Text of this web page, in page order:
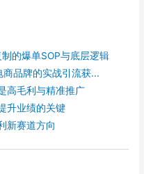
的爆单SOP与底层逻辑
品牌的实战引流获...
高毛利与精准推广
升业绩的关键
新赛道方向